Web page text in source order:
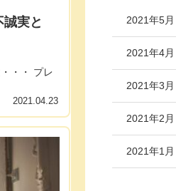
実と
・・ プレ
2021.04.23
2021年5月
2021年4月
2021年3月
2021年2月
2021年1月